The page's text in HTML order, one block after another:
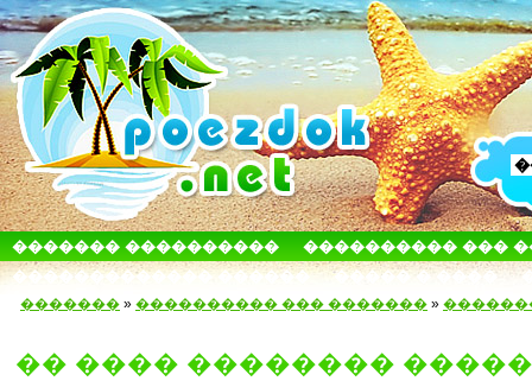
������� ����������
���������� ���
������������� ������
����� � ����
������� » ���������� ��� ������� »
�� ���� ��������